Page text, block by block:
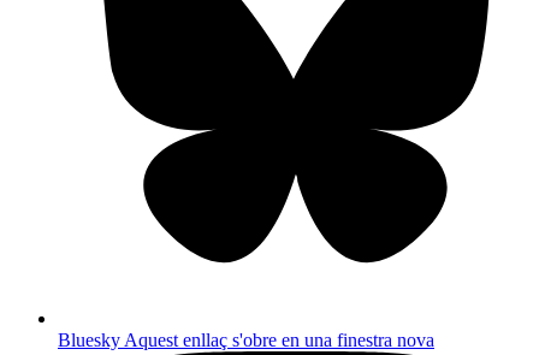
Bluesky Aquest enllaç s'obre en una finestra nova